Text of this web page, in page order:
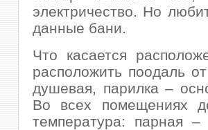
электричество. Но
данные бани.
Что касается
расположить поодаль
душевая, парилка –
Во всех помещениях
температура: парная